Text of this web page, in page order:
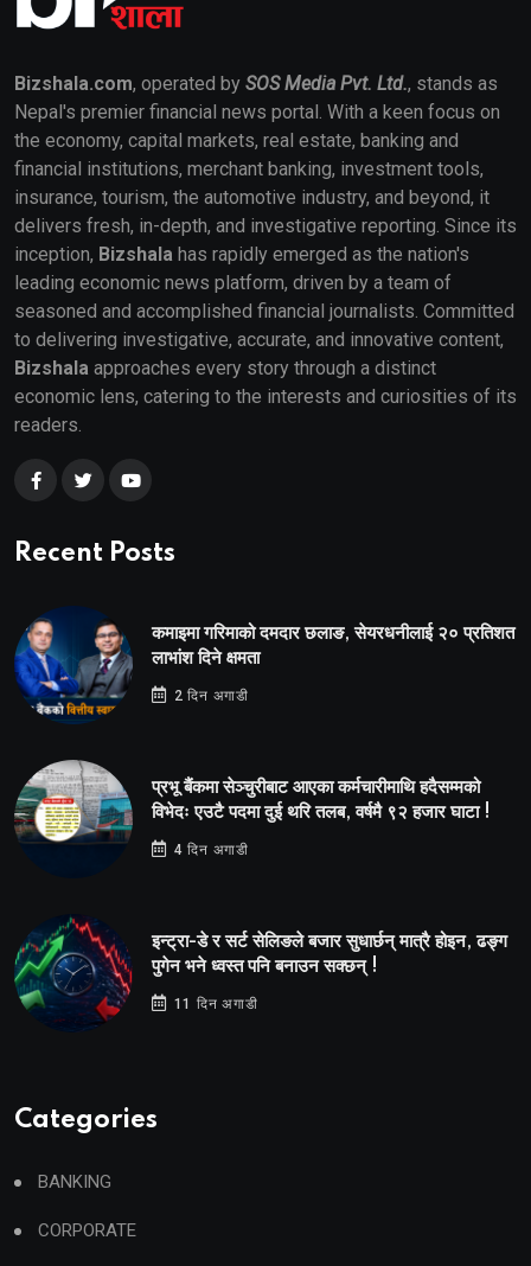
Bizshala.com, operated by SOS Media Pvt. Ltd., stands as
Nepal's premier financial news portal. With a keen focus on
the economy, capital markets, real estate, banking and
financial institutions, merchant banking, investment tools,
insurance, tourism, the automotive industry, and beyond, it
delivers fresh, in-depth, and investigative reporting. Since its
inception, Bizshala has rapidly emerged as the nation's
leading economic news platform, driven by a team of
seasoned and accomplished financial journalists. Committed
to delivering investigative, accurate, and innovative content,
Bizshala approaches every story through a distinct
economic lens, catering to the interests and curiosities of its
readers.
Recent Posts
कमाइमा गरिमाको दमदार छलाङ, सेयरधनीलाई २० प्रतिशत
लाभांश दिने क्षमता
2 दिन अगाडी
प्रभू बैंकमा सेञ्चुरीबाट आएका कर्मचारीमाथि हदैसम्मको
विभेदः एउटै पदमा दुई थरि तलब, वर्षमै ९२ हजार घाटा !
4 दिन अगाडी
इन्ट्रा-डे र सर्ट सेलिङले बजार सुधार्छन् मात्रै होइन, ढङ्ग
पुगेन भने ध्वस्त पनि बनाउन सक्छन् !
11 दिन अगाडी
Categories
BANKING
CORPORATE